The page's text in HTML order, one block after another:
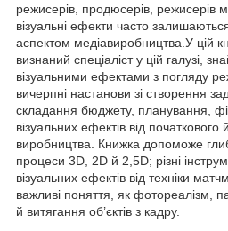
режисерів, продюсерів, режисерів
візуальні ефекти часто
аспектом медіавиробництва.У цій
визнаний спеціаліст у цій галузі,
візуальними ефектами з погляду
вичерпні настанови зі створення
складання бюджету, планування,
візуальних ефектів від
виробництва. Книжка допоможе
процеси 3D, 2D й 2,5D; різні
візуальних ефектів від техніки
важливі поняття, як фотореалізм,
й витягання об’єктів з кадру.